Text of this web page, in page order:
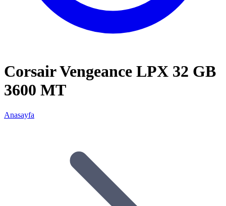
Corsair Vengeance LPX 32 GB
3600 MT
Anasayfa